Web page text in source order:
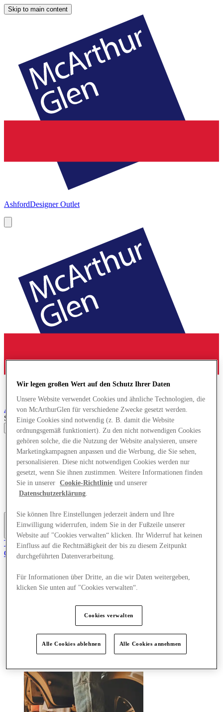
Skip to main content
AshfordDesigner Outlet
AshfordDesigner Outlet
Search input
Geschäfte
Angebote
Planen Sie Ihren Besuch
Was läuft
Essen & Trinken
Geschenkkarten
Dienstleistungen
Mehr
Tritt dem Club bei.
Gerettet
de
Geschäfte
Angebote
Dienstleistungen
Wir legen großen Wert auf den Schutz Ihrer Daten
Unsere Website verwendet Cookies und ähnliche Technologien, die
von McArthurGlen für verschiedene Zwecke gesetzt werden.
Einige Cookies sind notwendig (z. B. damit die Website
ordnungsgemäß funktioniert). Zu den nicht notwendigen Cookies
gehören solche, die die Nutzung der Website analysieren, unsere
Marketingkampagnen anpassen und die Werbung, die Sie sehen,
personalisieren. Diese nicht notwendigen Cookies werden nur
gesetzt, wenn Sie ihnen zustimmen. Weitere Informationen finden
Sie in unserer
Cookie-Richtlinie und unserer
Datenschutzerklärung
Sie können Ihre Einstellungen jederzeit ändern und Ihre
Einwilligung widerrufen, indem Sie in der Fußzeile unserer
Website auf "Cookies verwalten“ klicken. Ihr Widerruf hat keinen
Einfluss auf die Rechtmäßigkeit der bis zu diesem Zeitpunkt
durchgeführten Datenverarbeitung.
Für Informationen über Dritte, an die wir Daten weitergeben,
klicken Sie unten auf "Cookies verwalten“.
Cookies verwalten
Alle Cookies ablehnen Alle Cookies annehmen